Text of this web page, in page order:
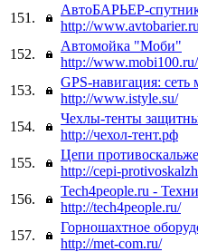
151.
АвтоБАРЬЕР-
http://www.avtobarier.ru
152.
Автомойка "Моби"
http://www.mobi100.ru/
153.
GPS-навигация: сеть
http://www.istyle.su/
154.
Чехлы-тенты
http://чехол-тент.рф
155.
Цепи
http://cepi-
156.
Tech4people.ru -
http://tech4people.ru/
157.
Горношахтное
http://met-com.ru/